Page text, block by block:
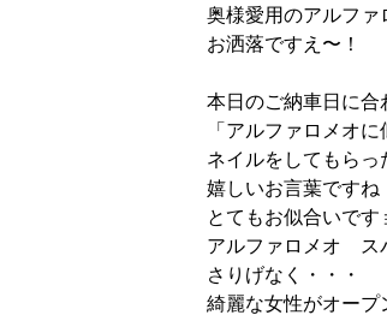
奥様愛用のアルフ
お洒落ですえ〜！
本日のご納車日に合
「アルファロメオ
ネイルをしてもらっ
嬉しいお言葉ですね
とてもお似合いです
アルファロメオ ス
さりげなく・・・
綺麗な女性がオープ